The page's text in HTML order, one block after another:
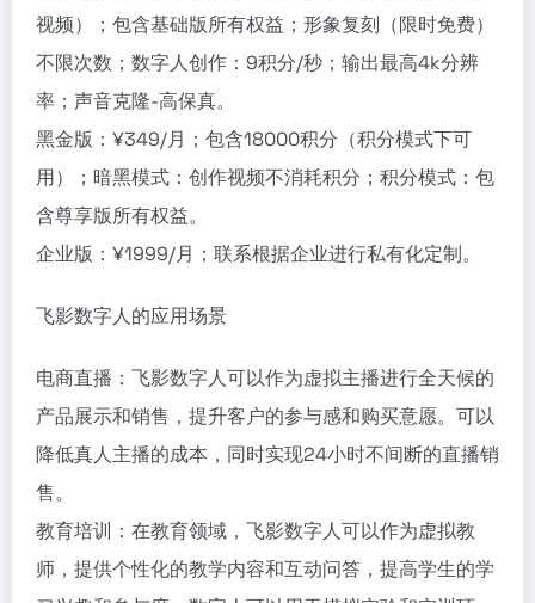
视频）；包含基础版所有权益；形象复刻（限时免费）
不限次数；数字人创作：9积分/秒；输出最高4k分辨
率；声音克隆-高保真。
黑金版：¥349/月；包含18000积分（积分模式下可
用）；暗黑模式：创作视频不消耗积分；积分模式：包
含尊享版所有权益。
企业版：¥1999/月；联系根据企业进行私有化定制。
飞影数字人的应用场景
电商直播：飞影数字人可以作为虚拟主播进行全天候的
产品展示和销售，提升客户的参与感和购买意愿。可以
降低真人主播的成本，同时实现24小时不间断的直播销
售。
教育培训：在教育领域，飞影数字人可以作为虚拟教
师，提供个性化的教学内容和互动问答，提高学生的学